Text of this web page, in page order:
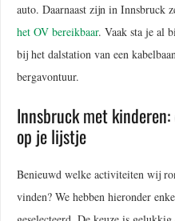
auto. Daarnaast zijn in Innsbruck
het OV bereikbaar. Vaak sta je al
bij het dalstation van een
bergavontuur.
Innsbruck met
op je lijstje
Benieuwd welke activiteiten wij
vinden? We hebben hieronder